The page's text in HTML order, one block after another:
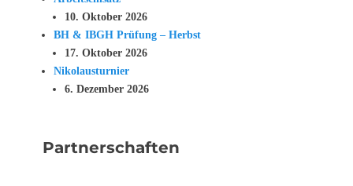
10. Oktober 2026
BH & IBGH Prüfung – Herbst
17. Oktober 2026
Nikolausturnier
6. Dezember 2026
Partnerschaften